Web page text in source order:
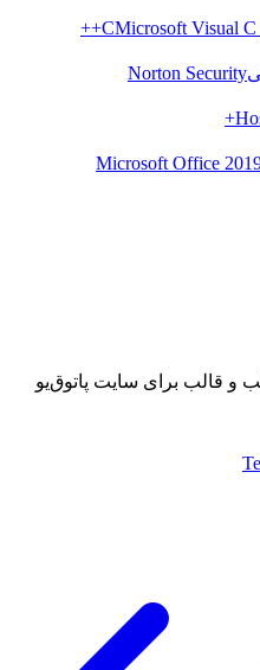
Microsoft Visual
Norton
قالب برای سایت پاتوق‌یو